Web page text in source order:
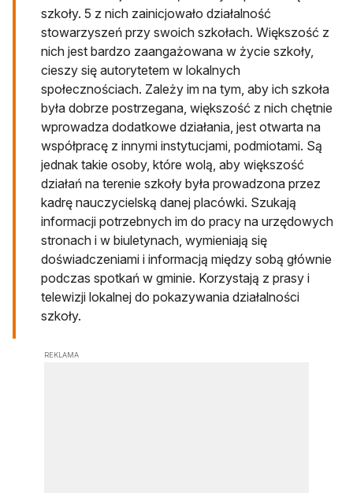
szkoły. 5 z nich zainicjowało działalność
stowarzyszeń przy swoich szkołach. Większość z
nich jest bardzo zaangażowana w życie szkoły,
cieszy się autorytetem w lokalnych
społecznościach. Zależy im na tym, aby ich szkoła
była dobrze postrzegana, większość z nich chętnie
wprowadza dodatkowe działania, jest otwarta na
współpracę z innymi instytucjami, podmiotami. Są
jednak takie osoby, które wolą, aby większość
działań na terenie szkoły była prowadzona przez
kadrę nauczycielską danej placówki. Szukają
informacji potrzebnych im do pracy na urzędowych
stronach i w biuletynach, wymieniają się
doświadczeniami i informacją między sobą głównie
podczas spotkań w gminie. Korzystają z prasy i
telewizji lokalnej do pokazywania działalności
szkoły.
REKLAMA